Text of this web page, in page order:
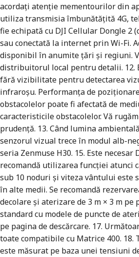
acordați atenție mementourilor din
utiliza transmisia îmbunătățită 4G,
fie echipată cu DJI Cellular Dongle 2
sau conectată la internet prin Wi-Fi.
disponibil în anumite țări și regiuni.
distribuitorul local pentru detalii. 12.
fără vizibilitate pentru detectarea
infraroșu. Performanța de
obstacolelor poate fi afectată de
caracteristicile obstacolelor. Vă
prudență. 13. Când lumina
senzorul vizual trece în modul alb-
seria Zenmuse H30. 15. Este necesar
recomandă utilizarea funcției atunci
sub 10 noduri și viteza vântului este
în alte medii. Se recomandă
decolare și aterizare de 3 m × 3 m pe
standard cu modele de puncte de
pe pagina de descărcare. 17.
toate compatibile cu Matrice 400. 18.
este măsurat pe baza unei tensiuni